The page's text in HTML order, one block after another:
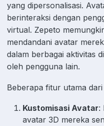
yang dipersonalisasi.
berinteraksi dengan
virtual. Zepeto
mendandani avatar
dalam berbagai aktivitas
oleh pengguna lain.
Beberapa fitur utama
Kustomisasi Avatar:
avatar 3D mereka